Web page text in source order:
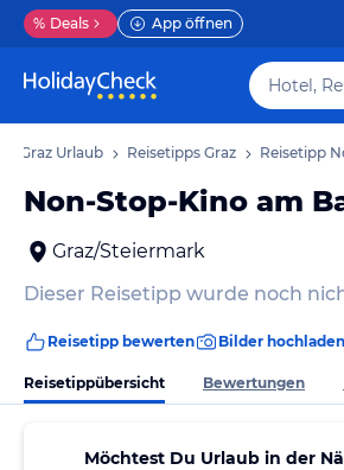
% Deals App öffnen
Graz Urlaub Reisetipps Graz Reisetipp
Non-Stop-Kino am
Graz/Steiermark
Dieser Reisetipp wurde noch
Reisetipp bewerten Bilder hochladen
Reisetippübersicht Bewertungen
Möchtest Du Urlaub in der